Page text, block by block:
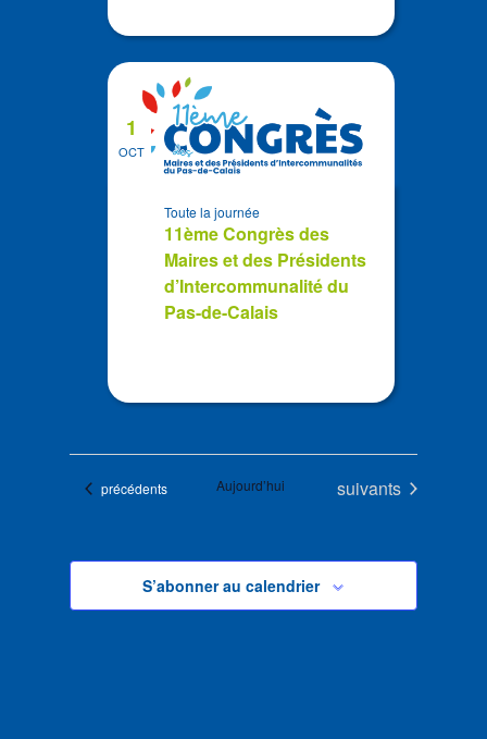
OCT
1
11ème Congrès des
Maires et des Présidents
d’Intercommunalité du
Pas-de-Calais
Toute la journée
Évènements
précédents Aujourd’hui Évènements
suivants
S’abonner au calendrier